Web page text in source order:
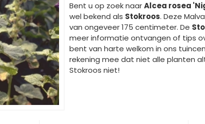
Bent u op zoek naarAlcea rosea
wel bekend als Stokroos. Deze
van ongeveer 175 centimeter. De
meer informatie ontvangen of tips
bent van harte welkom in ons
rekening mee dat niet alle planten
Stokroos niet!